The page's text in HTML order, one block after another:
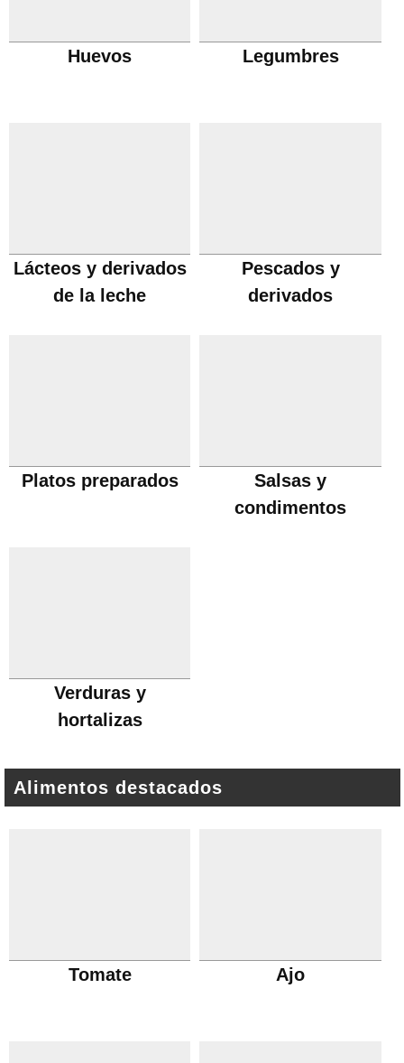
Huevos Legumbres
Lácteos y derivados
de la leche
Pescados y
derivados
Platos preparados
Salsas y
condimentos
Verduras y
hortalizas
Alimentos destacados
Tomate Ajo